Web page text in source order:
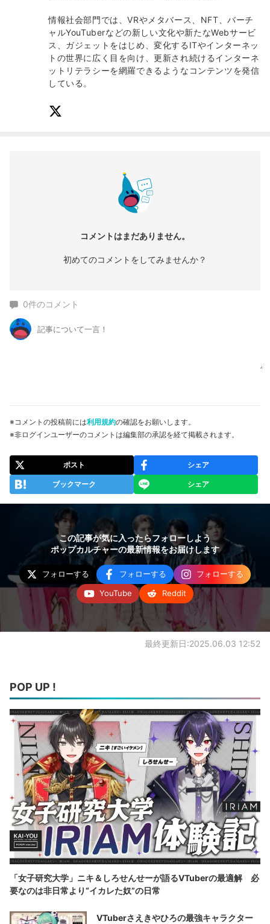
情報社会部門では、VRやメタバース、NFT、バーチ
ャルYouTuberなどの新しい文化や新たなWebサービ
ス、ガジェットをはじめ、変化するITやインターネッ
トの世界に広く目を向け、更新され続けるインターネ
ットリテラシーを網羅できるようなコンテンツを発信
している。
コメントはまだありません。
初めてのコメントをしてみませんか？
0件のコメント
※コメントの投稿前には利用規約の確認をお願いします。
※非ログインユーザーのコメントは編集部の承認を経て掲載されます。
ポスト シェア
ブックマーク シェア
この記事が気に入ったらフォローしよう
ポップカルチャーの最新情報をお届けします
フォローする フォローする
フォローする
YouTube
Reddit
最終更新日:2025.06.03 12:52
POP UP !
「女子研究大学」ニキ＆しろせんせーが語るVTuberの最適解 必
要なのは非日常より“イカレた奴”の日常
VTuberさえきやひろの最強キャラクター